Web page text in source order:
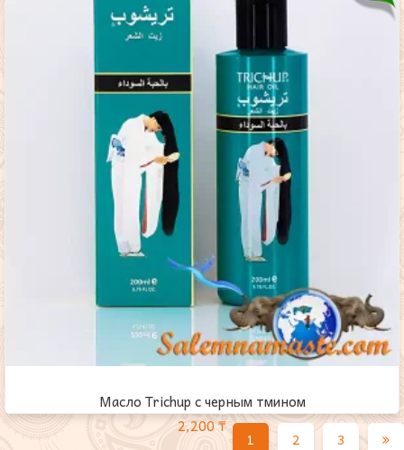
Масло Trichup с черным тмином
2,200₸
1 2 3